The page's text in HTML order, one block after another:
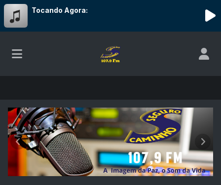
Tocando Agora:
Rádio Caminho Seguro 107.9 FM
Anterior